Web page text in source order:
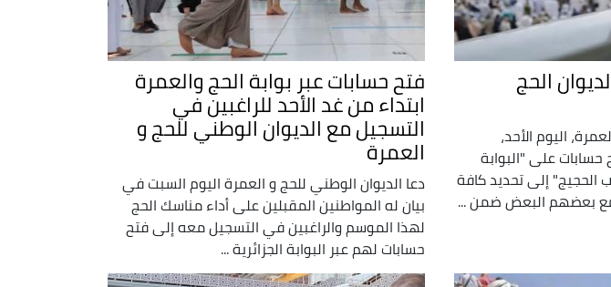
لديوان الحج
اليوم الأحد،
حسابات على "البوابة
الحجيج" إلى تحديد كافة
مع بعضهم البعض ضمن ...
فتح حسابات عبر بوابة الحج والعمرة
ابتداء من غد الأحد للراغبين في
التسجيل مع الديوان الوطني للحج و
العمرة
دعا الديوان الوطني للحج و العمرة اليوم السبت في
بيان له المواطنين المقبلين على أداء مناسك الحج
لهذا الموسم والراغبين في التسجيل معه إلى فتح
حسابات لهم عبر البوابة الجزائرية ...